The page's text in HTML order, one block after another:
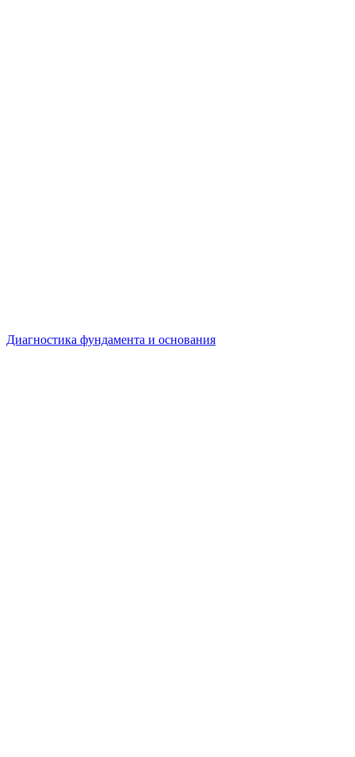
Диагностика фундамента и основания